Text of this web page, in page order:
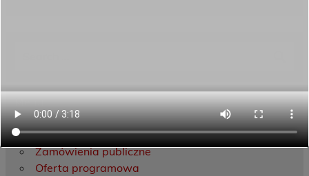
Menu
Dane kontaktowe
Zamówienia publiczne
Oferta programowa